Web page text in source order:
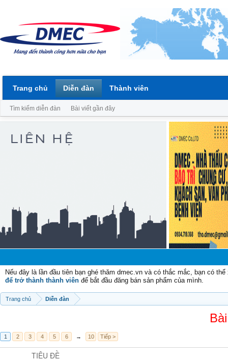
Nếu đây là lần đầu tiên bạn ghé thăm dmec.vn và có thắc mắc, bạn có
để trở thành thành viên để bắt đầu đăng bán sản phẩm của mình.
Trang chủ Diễn đàn
1 2 3 4 5 6 → 10 Tiếp >
TIÊU ĐỀ
Trang chủ Diễn đàn
Tìm kiếm diễn đàn Bài viết gần đây
Thành viên